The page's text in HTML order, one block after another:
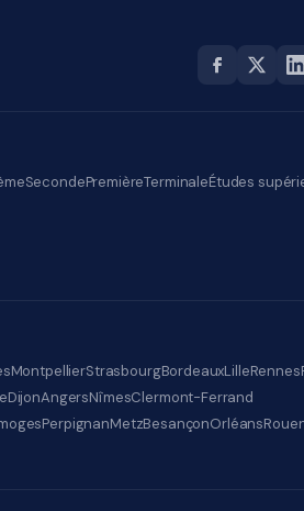
SecondePremièreTerminaleÉtudes
MontpellierStrasbourgBordeauxLilleRennes
DijonAngersNîmesClermont-Ferrand
PerpignanMetzBesançonOrléans